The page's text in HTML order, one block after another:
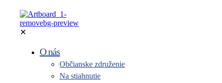
✕
O nás
Občianske združenie
Na stiahnutie